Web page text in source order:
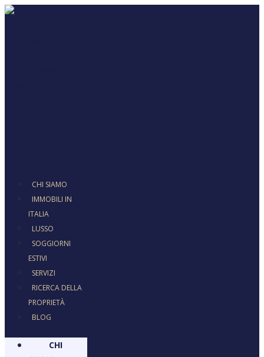
CHI SIAMO
IMMOBILI IN
ITALIA
LUSSO
SOGGIORNI
ESTIVI
SERVIZI
RICERCA DELLA
PROPRIETÀ
BLOG
CHI